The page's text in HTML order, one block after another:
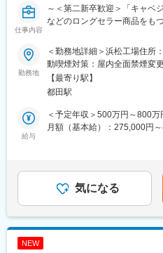
に変わりはございません）身
介助・レクリエーション・送
■ご担当の可能性がある施設：
老人ホーム、障がい・認知症
護、就労継続B、放課後等デ
ビオネストグループは、大阪
療事業・障がい福祉事業など
に提供することをビジョンに
事業所数が増え、スピード感
実感できます。 成長過程にあ
自分たちで創っていけるやり
医療・介護・障がい福祉の3
仕事内容
～＜第二新卒歓迎＞「キャベ
などのロングセラー商品をも
■業務内容：
医療用医薬品やOTC医薬品の
に従事いただきます。
■業務詳細：
・新規工場の工事計画、設計
・生産設備やユーティリティ
・設備の試運転など幅広い業
■やりがい／魅力：
勤務地
＜勤務地詳細＞浜松工場住所
動喫煙対策：屋内全面禁煙変
モートワーク含む）
【最寄り駅】
都田駅
給与
＜予定年収＞500万円～800
月額（基本給）：275,000円
可能性があります。月給(月額
気になる
NEW